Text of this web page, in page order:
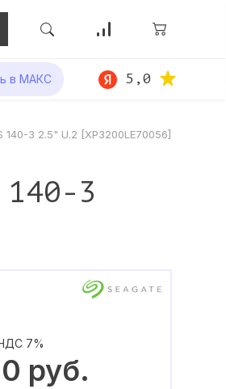
в МАКС 5,0
140-3 2.5" U.2 [XP3200LE70056]
3
7%
руб.